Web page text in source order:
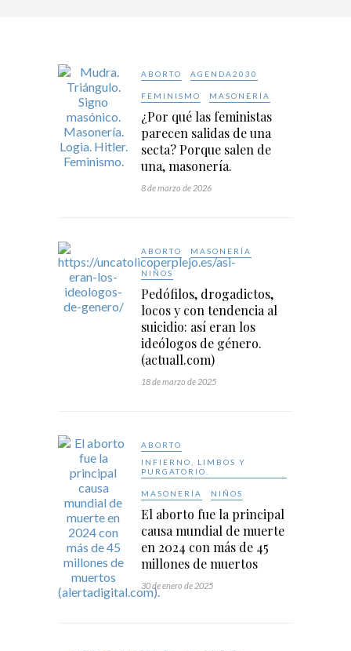
ABORTO AGENDA2030
FEMINISMO MASONERÍA
¿Por qué las feministas
parecen salidas de una
secta? Porque salen de
una, masonería.
8 de marzo de 2026
ABORTO MASONERÍA
NIÑOS
Pedófilos, drogadictos,
locos y con tendencia al
suicidio: así eran los
ideólogos de género.
(actuall.com)
18 de marzo de 2025
ABORTO
INFIERNO, LIMBOS Y
PURGATORIO.
MASONERÍA NIÑOS
El aborto fue la principal
causa mundial de muerte
en 2024 con más de 45
millones de muertos
30 de enero de 2025